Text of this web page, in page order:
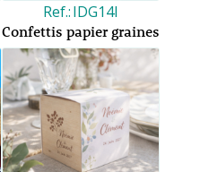
IDG14I
Confettis papier graines